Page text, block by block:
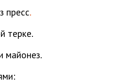
пресс.
терке.
майонез.